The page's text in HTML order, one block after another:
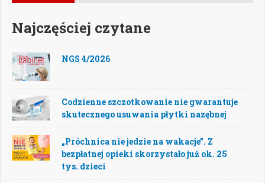
Najczęściej czytane
NGS 4/2026
Codzienne szczotkowanie nie gwarantuje
skutecznego usuwania płytki nazębnej
„Próchnica nie jedzie na wakacje”. Z
bezpłatnej opieki skorzystało już ok. 25
tys. dzieci